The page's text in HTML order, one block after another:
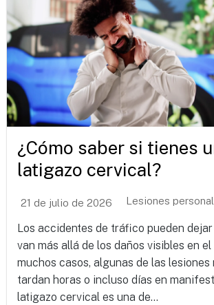
¿Cómo saber si tienes
latigazo cervical?
21 de julio de 2026 Lesiones
Los accidentes de tráfico pueden
van más allá de los daños visibles en el
muchos casos, algunas de las lesiones
tardan horas o incluso días en
latigazo cervical es una de...